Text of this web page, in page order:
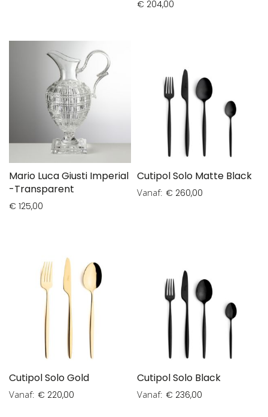
€ 204,00
Mario Luca Giusti Imperial
-Transparent
€ 125,00
Cutipol Solo Matte Black
Vanaf € 260,00
Cutipol Solo Gold
Vanaf € 220,00
Cutipol Solo Black
Vanaf € 236,00